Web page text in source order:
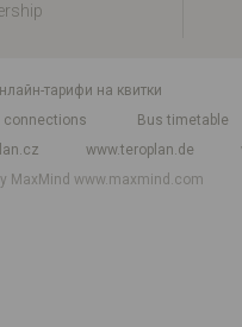
Онлайн-тарифи на квитки
connections
Bus timetable
www.teroplan.de
MaxMindwww.maxmind.com